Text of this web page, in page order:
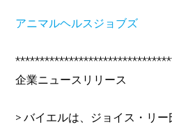
アニマルヘルスジョブズ
企業ニュースリリース
> バイエルは、ジョイス・リ